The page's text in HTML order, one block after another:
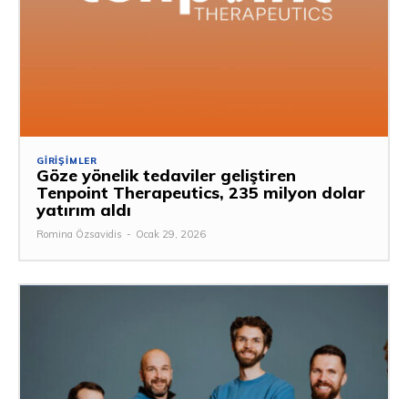
GIRIŞIMLER
Göze yönelik tedaviler geliştiren
Tenpoint Therapeutics, 235 milyon dolar
yatırım aldı
Romina Özsavidis - Ocak 29, 2026